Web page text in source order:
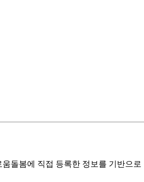
돌봄에 직접 등록한 정보를 기반으로